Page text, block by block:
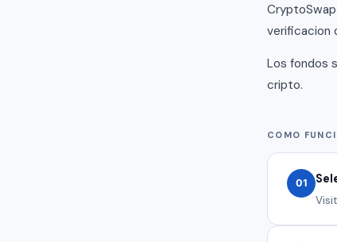
verificacion
Los fondos
cripto.
COMO
01